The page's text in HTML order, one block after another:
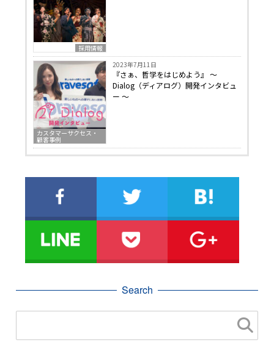
採用情報
カスタマーサクセス・
顧客事例
2023年7月11日
『さぁ、哲学をはじめよう』 〜
Dialog（ディアログ）開発インタビュ
ー 〜
Search